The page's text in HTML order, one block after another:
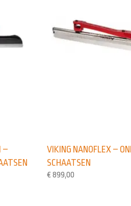
–
VIKING NANOFLEX –
SCHAATSEN
€ 899,00